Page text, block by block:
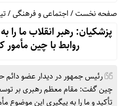
صفحه نخست/اجتماعی و فرهنگی/
پزشکیان: رهبر انقلاب ما را
روابط با چین مأمور
رئیس جمهور در دیدار عضو
چین گفت: مقام معظم رهبری بر
تأکید و ما را به پیگیری این موضوع